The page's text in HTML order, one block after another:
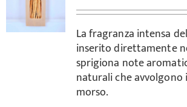
La fragranza intensa
inserito direttamente
sprigiona note
naturali che
morso.